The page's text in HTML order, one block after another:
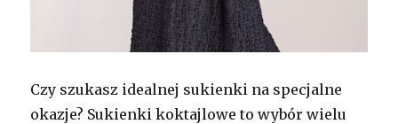
Czy szukasz idealnej sukienki na specjalne
okazje? Sukienki koktajlowe to wybór wielu